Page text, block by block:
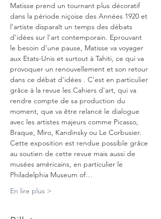
Matisse prend un tournant plus décoratif
dans la période niçoise des Années 1920 et
l'artiste disparaît un temps des débats
d'idées sur l'art contemporain. Eprouvant
le besoin d'une pause, Matisse va voyager
aux Etats-Unis et surtout à Tahiti, ce qui va
provoquer un renouvellement et son retour
dans ce débat d'idées . C'est en particulier
grâce à la revue les Cahiers d'art, qui va
rendre compte de sa production du
moment, que va être relancé le dialogue
avec les artistes majeurs comme Picasso,
Braque, Miro, Kandinsky ou Le Corbusier.
Cette exposition est rendue possible grâce
au soutien de cette revue mais aussi de
musées américains, en particulier le
Philadelphia Museum of…
En lire plus >